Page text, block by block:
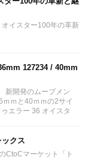
オイスター100年の革新
127234 / 40mm
新開発のムーブメン
ｍと40ｍｍの2サイ
エラー 36 オイスタ
ックス
CtoCマーケット「ト